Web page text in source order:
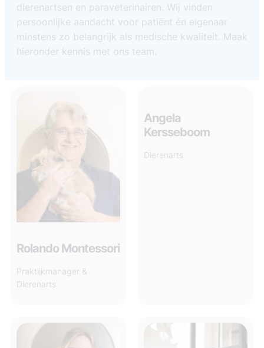
dierenartsen en paraveterinairen. Wij vinden
persoonlijke aandacht voor patiënt én eigenaar
minstens zo belangrijk als medische kwaliteit. Maak
hieronder kennis met ons team.
Rolando Montessori
Praktijkmanager &
Dierenarts
Angela
Kersseboom
Dierenarts